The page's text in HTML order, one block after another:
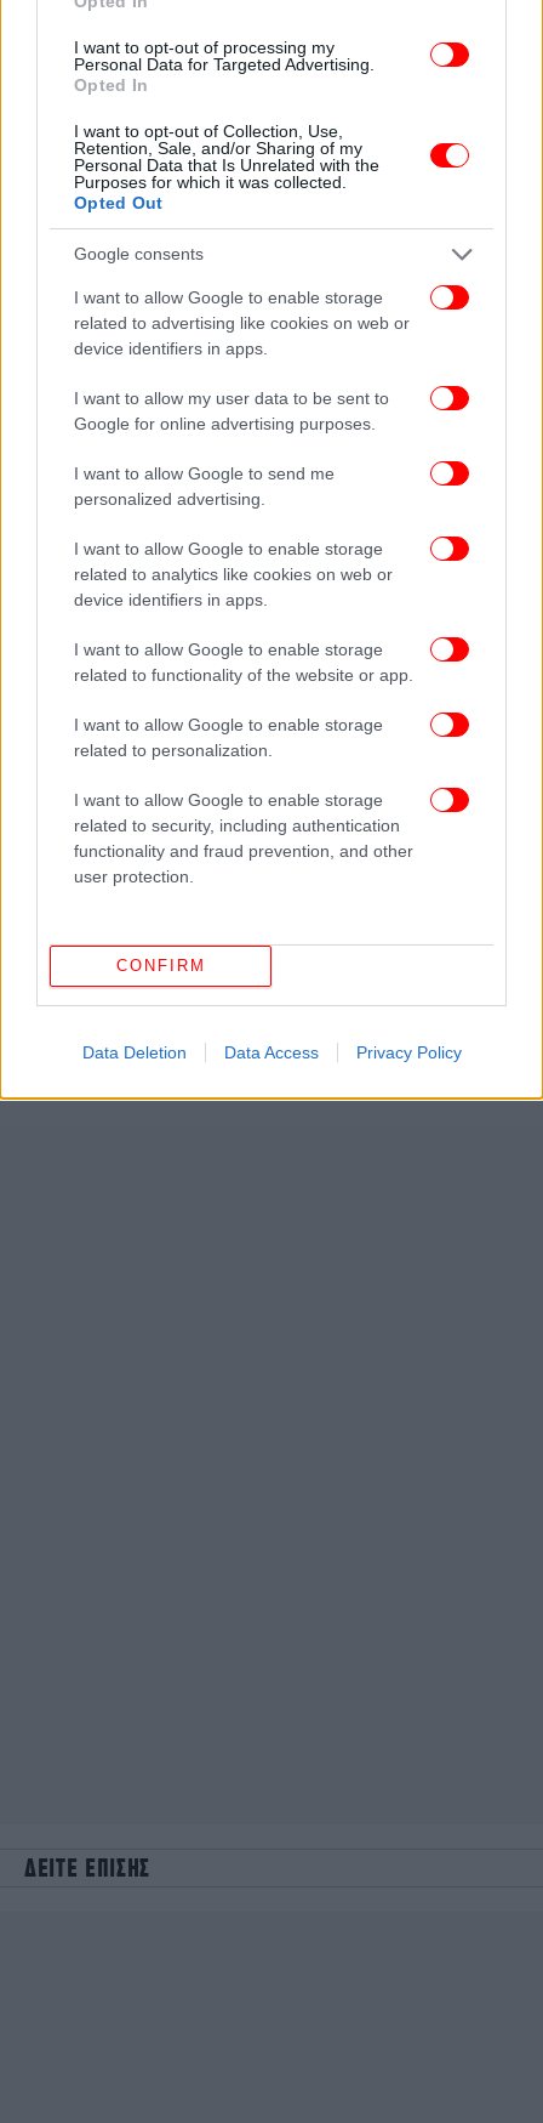
I want to opt-out of processing my
Personal Data for Targeted Advertising.
Opted In
I want to opt-out of Collection, Use,
Retention, Sale, and/or Sharing of my
Personal Data that Is Unrelated with the
Purposes for which it was collected.
Opted Out
Google consents
I want to allow Google to enable storage
related to advertising like cookies on web or
device identifiers in apps.
I want to allow my user data to be sent to
Google for online advertising purposes.
I want to allow Google to send me
personalized advertising.
I want to allow Google to enable storage
related to analytics like cookies on web or
device identifiers in apps.
I want to allow Google to enable storage
related to functionality of the website or app.
I want to allow Google to enable storage
related to personalization.
I want to allow Google to enable storage
related to security, including authentication
functionality and fraud prevention, and other
user protection.
CONFIRM
Data Deletion Data Access Privacy Policy
Κλείνοντας την παρέμβασή του, έθεσε ένα
συμβολικό ερώτημα προς τους ομολόγους του: «Τι
θα έλεγε ο Ντελόρ αν ήταν εδώ; Θα έλεγε ότι πρέπει
να το κάνετε τώρα», αναφερόμενος σε έναν από
τους βασικούς αρχιτέκτονες της ευρωπαϊκής
ολοκλήρωσης.
Επίτροπος Ενέργειας Νταν Γιόργκενσεν είχε ήδη
υπογραμμίσει τη σημασία ενός κοινού ενεργειακού
σχεδιασμού. Όπως είπε, η απουσία κοινής
στρατηγικής μοιάζει «με το να προσπαθεί κανείς να
κουτί».
ευθυγραμμίζεται πλήρως με αυτή τη λογική,
τονίζοντας ότι ένα ενιαίο ευρωπαϊκό σχέδιο για τα
ηλεκτρικά δίκτυα θα επιτρέψει στα κράτη-μέλη να
μοιράζονται καλύτερα τους ενεργειακούς πόρους
και την παραγωγή από ανανεώσιμες πηγές.
Ακολουθήστε το στο Google Newsκαι μάθετε
πρώτοι όλες τις ειδήσεις
στο
ΠΕΡΙΒΆΛΛΟΝΤΟΣ ΚΑΙ ΕΝΈΡΓΕΙΑΣ
ΔΕΙΤΕ ΕΠΙΣΗΣ